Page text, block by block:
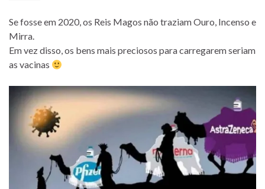
Se fosse em 2020, os Reis Magos não traziam Ouro, Incenso e
Mirra.
Em vez disso, os bens mais preciosos para carregarem seriam
as vacinas